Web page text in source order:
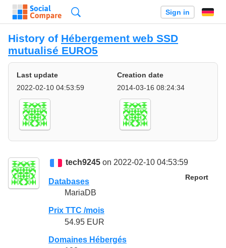
Sign in
History of Hébergement web SSD
mutualisé EURO5
Last update
2022-02-10 04:53:59
Creation date
2014-03-16 08:24:34
tech9245 on 2022-02-10 04:53:59
Report
Databases
MariaDB
Prix TTC /mois
54.95 EUR
Domaines Hébergés